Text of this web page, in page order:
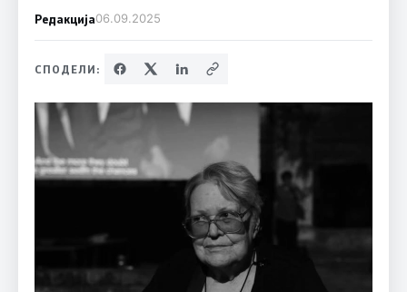
Редакција06.09.2025
СПОДЕЛИ: